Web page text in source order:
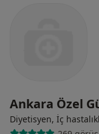
Ankara Özel
Diyetisyen, İç